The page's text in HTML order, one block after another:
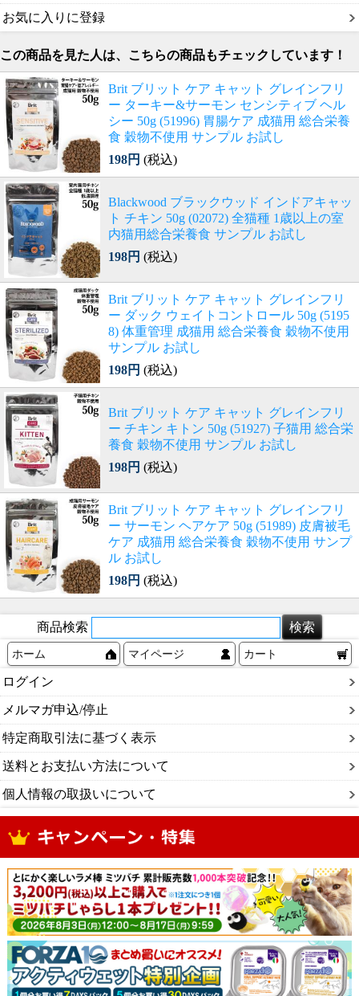
お気に入りに登録
この商品を見た人は、こちらの商品もチェックしています！
Brit ブリット ケア キャット グレインフリ
ー ターキー&サーモン センシティブ ヘル
シー 50g (51996) 胃腸ケア 成猫用 総合栄養
食 穀物不使用 サンプル お試し
198円 (税込)
Blackwood ブラックウッド インドアキャッ
ト チキン 50g (02072) 全猫種 1歳以上の室
内猫用総合栄養食 サンプル お試し
198円 (税込)
Brit ブリット ケア キャット グレインフリ
ー ダック ウェイトコントロール 50g (5195
8) 体重管理 成猫用 総合栄養食 穀物不使用
サンプル お試し
198円 (税込)
Brit ブリット ケア キャット グレインフリ
ー チキン キトン 50g (51927) 子猫用 総合栄
養食 穀物不使用 サンプル お試し
198円 (税込)
Brit ブリット ケア キャット グレインフリ
ー サーモン ヘアケア 50g (51989) 皮膚被毛
ケア 成猫用 総合栄養食 穀物不使用 サンプ
ル お試し
198円 (税込)
商品検索
ホーム マイページ カート
ログイン
メルマガ申込/停止
特定商取引法に基づく表示
送料とお支払い方法について
個人情報の取扱いについて